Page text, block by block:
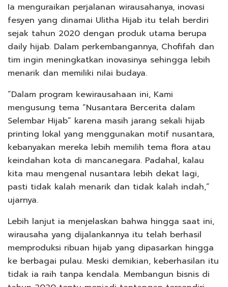
Ia menguraikan perjalanan wirausahanya, inovasi
fesyen yang dinamai Ulitha Hijab itu telah berdiri
sejak tahun 2020 dengan produk utama berupa
daily hijab. Dalam perkembangannya, Chofifah dan
tim ingin meningkatkan inovasinya sehingga lebih
menarik dan memiliki nilai budaya.
“Dalam program kewirausahaan ini, Kami
mengusung tema “Nusantara Bercerita dalam
Selembar Hijab” karena masih jarang sekali hijab
printing lokal yang menggunakan motif nusantara,
kebanyakan mereka lebih memilih tema flora atau
keindahan kota di mancanegara. Padahal, kalau
kita mau mengenal nusantara lebih dekat lagi,
pasti tidak kalah menarik dan tidak kalah indah,”
ujarnya.
Lebih lanjut ia menjelaskan bahwa hingga saat ini,
wirausaha yang dijalankannya itu telah berhasil
memproduksi ribuan hijab yang dipasarkan hingga
ke berbagai pulau. Meski demikian, keberhasilan itu
tidak ia raih tanpa kendala. Membangun bisnis di